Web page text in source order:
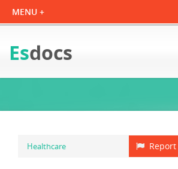
Esdocs
Report
Healthcare